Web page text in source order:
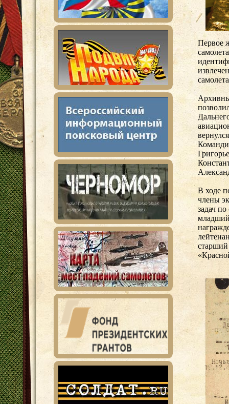
Первое
В ходе
члены
задач
старший